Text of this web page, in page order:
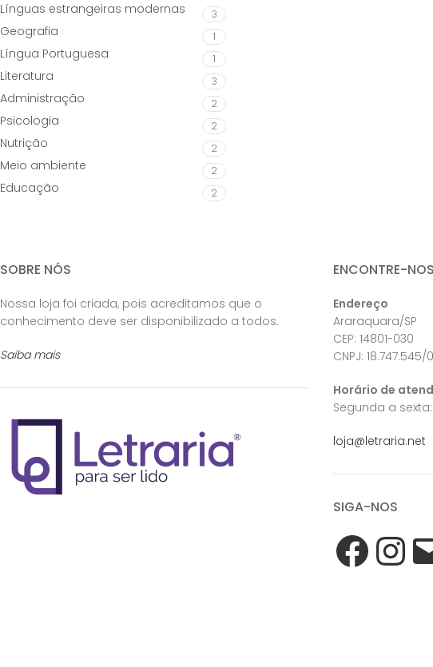
Línguas estrangeiras modernas 3
Geografia 1
Língua Portuguesa 1
Literatura 3
Administração 2
Psicologia 2
Nutrição 2
Meio ambiente 2
Educação 2
SOBRE NÓS
Nossa loja foi criada, pois acreditamos que o
conhecimento deve ser disponibilizado a todos.
Saiba mais
ENCONTRE-NOS
Endereço
Araraquara/SP
CEP: 14801-030
CNPJ: 18.747.545/
Horário de
Segunda a
loja@letraria.net
SIGA-NOS